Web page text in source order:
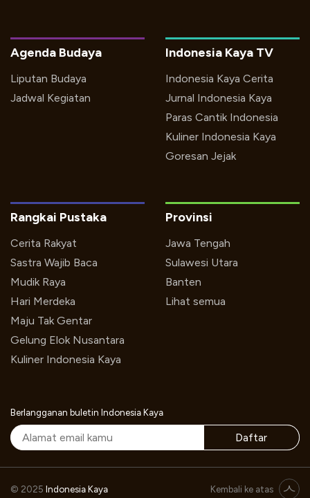
Indonesia Kaya TV
Indonesia Kaya Cerita
Jurnal Indonesia Kaya
Paras Cantik Indonesia
Kuliner Indonesia Kaya
Goresan Jejak
Agenda Budaya
Liputan Budaya
Jadwal Kegiatan
Rangkai Pustaka
Cerita Rakyat
Sastra Wajib Baca
Mudik Raya
Hari Merdeka
Maju Tak Gentar
Gelung Elok Nusantara
Kuliner Indonesia Kaya
Provinsi
Jawa Tengah
Sulawesi Utara
Banten
Lihat semua
Berlangganan buletin Indonesia Kaya
Daftar
© 2025 Indonesia Kaya Kembali ke atas